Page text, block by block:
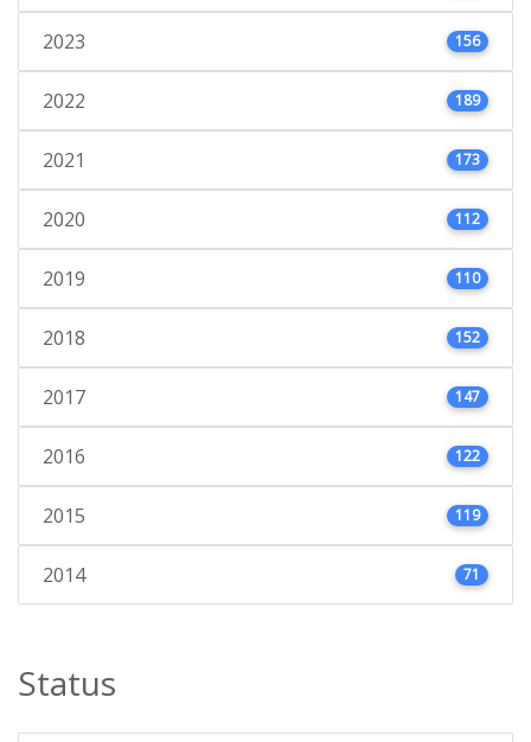
2023 156
2022 189
2021 173
2020 112
2019 110
2018 152
2017 147
2016 122
2015 119
2014 71
Status